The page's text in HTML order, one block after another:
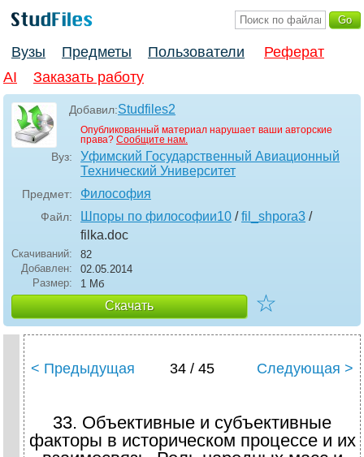
Вузы Предметы Пользователи
Реферат
AI
Заказать работу
Добавил:Studfiles2
Опубликованный материал нарушает ваши авторские
права? Сообщите нам.
Вуз:
Уфимский Государственный Авиационный
Технический Университет
Предмет: Философия
Файл: Шпоры по философии10 /fil_shpora3 /
filka.doc
Скачиваний:
82
Добавлен:
02.05.2014
Размер:
1 Мб
Скачать ☆
< Предыдущая 34 / 45 Следующая >
33. Объективные и субъективные
факторы в историческом процессе и их